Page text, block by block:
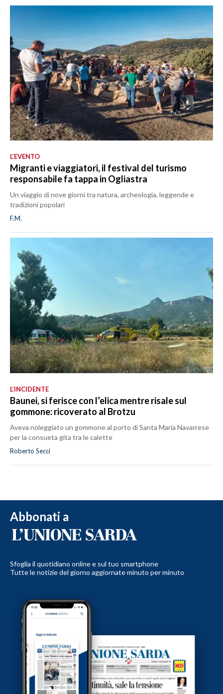
L’EVENTO
Migranti e viaggiatori, il festival del turismo
responsabile fa tappa in Ogliastra
Un viaggio di nove giorni tra natura, archeologia, leggende e
tradizioni popolari
F.M.
L’INCIDENTE
Baunei, si ferisce con l’elica mentre risale sul
gommone: ricoverato al Brotzu
Aveva noleggiato un gommone al porto di Santa Maria Navarrese
per la consueta gita tra le calette
Roberto Secci
Abbonati a
Sfoglia il quotidiano online e sul tuo smartphone
Tutte le notizie del giorno aggiornate minuto per minuto